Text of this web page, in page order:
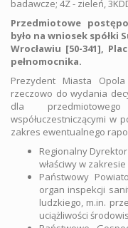
badawcze; 4Z - zieleń,
Przedmiotowe
było na wniosek spółki
Wrocławiu [50-341],
pełnomocnika.
Prezydent Miasta
rzeczowo do wydania
dla
współuczestniczącymi w
zakres ewentualnego
Regionalny
właściwy w
Państwowy
organ inspekcji
ludzkiego, m.in.
uciążliwości